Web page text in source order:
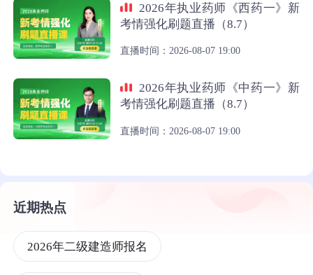
2026年执业药师《西药一》新
考情强化刷题直播（8.7）
直播时间：2026-08-07 19:00
2026年执业药师《中药一》新
考情强化刷题直播（8.7）
直播时间：2026-08-07 19:00
近期热点
2026年二级建造师报名